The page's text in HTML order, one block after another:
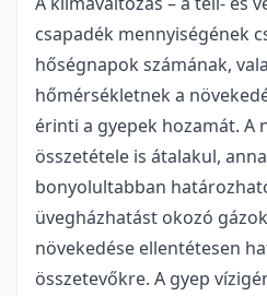
csapadék mennyiségének
hőségnapok számának,
hőmérsékletnek a
érinti a gyepek hozamát. A
összetétele is átalakul,
bonyolultabban
üvegházhatást okozó
növekedése ellentétesen
összetevőkre. A gyep